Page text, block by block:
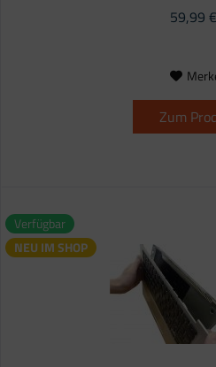
59,99
Zum
Verfügbar
NEU IM SHOP